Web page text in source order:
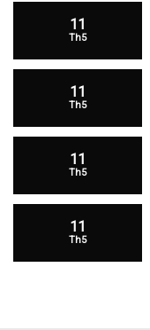
11
Th5
11
Th5
11
Th5
11
Th5